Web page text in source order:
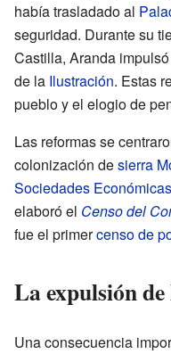
había trasladado al
seguridad. Durante su
Castilla, Aranda
de la Ilustración. Estas
pueblo y el elogio de
Las reformas se
colonización desierra
Sociedades
elaboró el Censo del
fue el primercenso de
La expulsión
Una consecuencia